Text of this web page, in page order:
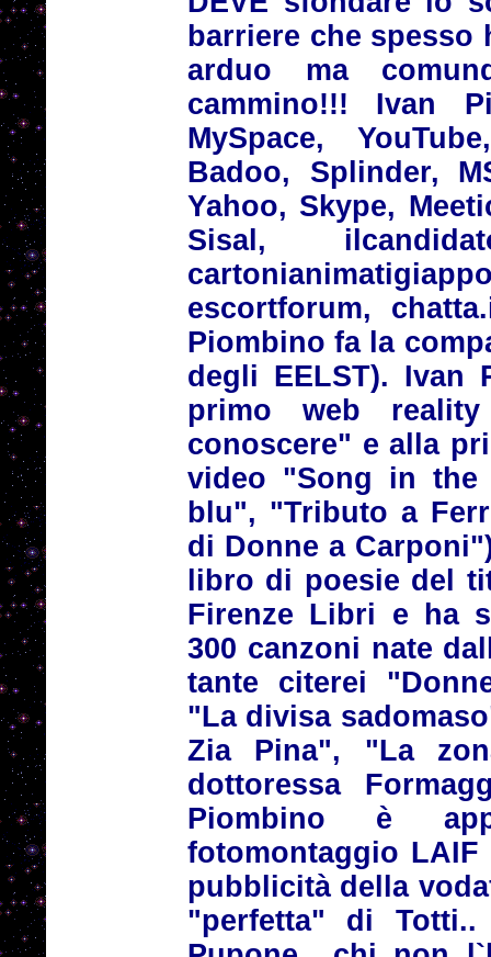
barriere che
arduo ma
cammino!!! Ivan
MySpace,
Badoo, Splinder,
Yahoo, Skype,
Sisal,
escortforum,
Piombino fa la
degli EELST). Ivan
primo web
conoscere" e alla
video "Song in
blu", "Tributo a
di Donne a
libro di poesie del
Firenze Libri e ha
300 canzoni nate
tante citerei
"La divisa
Zia Pina", "La
dottoressa
Piombino è
fotomontaggio
pubblicità della
"perfetta" di